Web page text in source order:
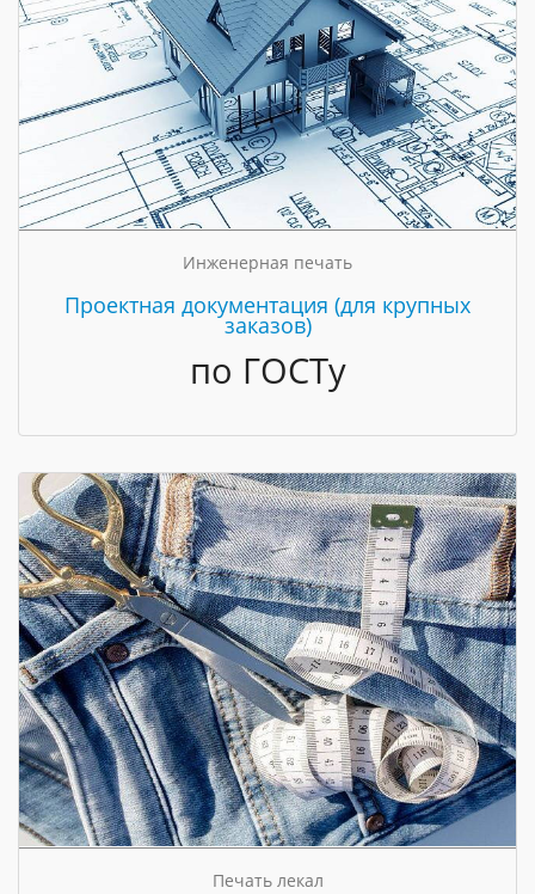
Инженерная печать
Проектная документация (для крупных
заказов)
по ГОСТу
Печать лекал